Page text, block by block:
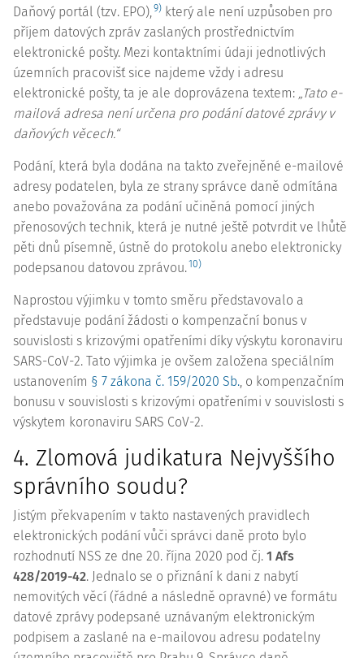
Daňový portál (tzv. EPO),9) který ale není uzpůsoben pro
příjem datových zpráv zaslaných prostřednictvím
elektronické pošty. Mezi kontaktními údaji jednotlivých
územních pracovišť sice najdeme vždy i adresu
elektronické pošty, ta je ale doprovázena textem: „Tato e-
mailová adresa není určena pro podání datové zprávy v
daňových věcech.“
Podání, která byla dodána na takto zveřejněné e-mailové
adresy podatelen, byla ze strany správce daně odmítána
anebo považována za podání učiněná pomocí jiných
přenosových technik, která je nutné ještě potvrdit ve lhůtě
pěti dnů písemně, ústně do protokolu anebo elektronicky
podepsanou datovou zprávou.10)
Naprostou výjimku v tomto směru představovalo a
představuje podání žádosti o kompenzační bonus v
souvislosti s krizovými opatřeními díky výskytu koronaviru
SARS-CoV-2. Tato výjimka je ovšem založena speciálním
ustanovením § 7 zákona č. 159/2020 Sb., o kompenzačním
bonusu v souvislosti s krizovými opatřeními v souvislosti s
výskytem koronaviru SARS CoV-2.
4. Zlomová judikatura Nejvyššího
správního soudu?
Jistým překvapením v takto nastavených pravidlech
elektronických podání vůči správci daně proto bylo
rozhodnutí NSS ze dne 20. října 2020 pod čj. 1 Afs
428/2019-42. Jednalo se o přiznání k dani z nabytí
nemovitých věcí (řádné a následně opravné) ve formátu
datové zprávy podepsané uznávaným elektronickým
podpisem a zaslané na e-mailovou adresu podatelny